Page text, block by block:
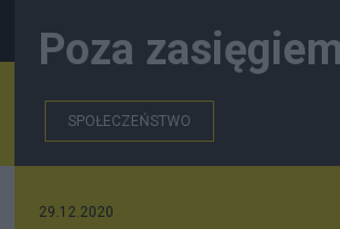
Poza
SPOŁECZEŃSTWO
29.12.2020